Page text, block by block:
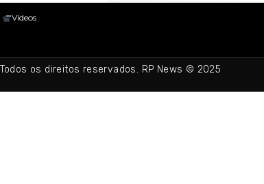
Vídeos
Todos os direitos reservados. RP News © 2025